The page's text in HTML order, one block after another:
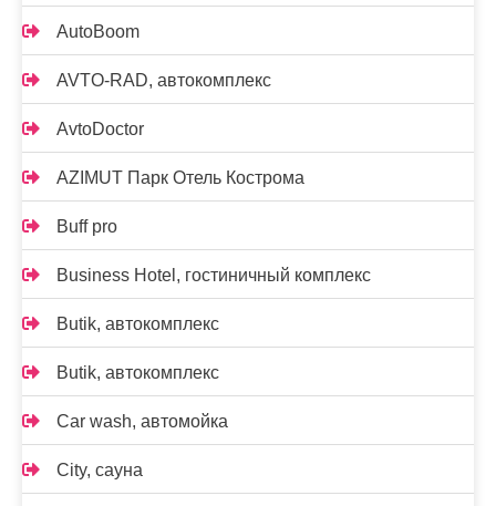
AutoBoom
AVTO-RAD, автокомплекс
AvtoDoctor
AZIMUT Парк Отель Кострома
Buff pro
Business Hotel, гостиничный комплекс
Butik, автокомплекс
Butik, автокомплекс
Car wash, автомойка
City, сауна